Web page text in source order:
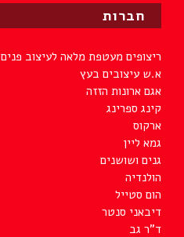
חברות
ריצופים מעטפת מלאה לעיצוב פנים
א.ש עיצובים בעץ
אגם ארונות הזזה
קינג ספרינג
ארקוס
גמא ליין
גנים ושושנים
הולנדיה
הום סטייל
דיבאני סנטר
ד"ר גב